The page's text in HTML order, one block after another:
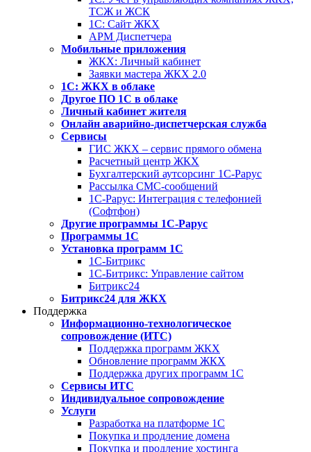
ТСЖ и ЖСК
1С: Сайт ЖКХ
АРМ Диспетчера
Мобильные приложения
ЖКХ: Личный кабинет
Заявки мастера ЖКХ 2.0
1С: ЖКХ в облаке
Другое ПО 1С в облаке
Личный кабинет жителя
Онлайн аварийно-диспетчерская служба
Сервисы
ГИС ЖКХ – сервис прямого обмена
Расчетный центр ЖКХ
Бухгалтерский аутсорсинг 1С-Рарус
Рассылка СМС-сообщений
1С-Рарус: Интеграция с телефонией
(Софтфон)
Другие программы 1С-Рарус
Программы 1С
Установка программ 1С
1С-Битрикс
1С-Битрикс: Управление сайтом
Битрикс24
Битрикс24 для ЖКХ
Поддержка
Информационно-технологическое
сопровождение (ИТС)
Поддержка программ ЖКХ
Обновление программ ЖКХ
Поддержка других программ 1С
Сервисы ИТС
Индивидуальное сопровождение
Услуги
Разработка на платформе 1С
Покупка и продление домена
Покупка и продление хостинга